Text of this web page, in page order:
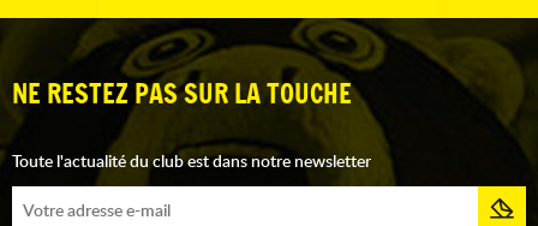
NE RESTEZ PAS SUR LA TOUCHE
Toute l'actualité du club est dans notre newsletter